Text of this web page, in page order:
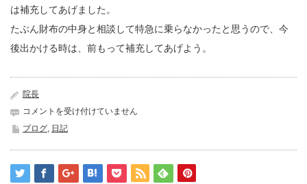
は補充してあげました。
たぶん財布の中身と相談して特急に乗らなかったと思うので、今
後出かける時は、前もって補充してあげよう。
院長
長
女
末
っ
子
コメントを受け付けていません
ブログ, 日記